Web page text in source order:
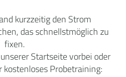
kurzzeitig den Strom
das schnellstmöglich zu
fixen.
Startseite vorbei oder
kostenloses Probetraining: